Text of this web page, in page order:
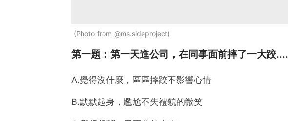
Photo from @ms.sideproject
第一題：第一天進公司，在同事面前摔了一大跤....
A.覺得沒什麼，區區摔跤不影響心情
B.默默起身，尷尬不失禮貌的微笑